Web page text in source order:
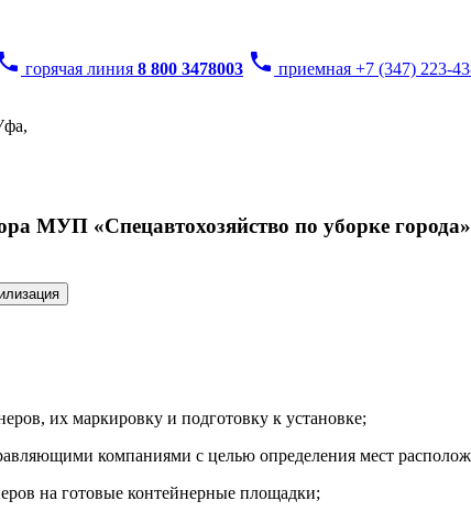
горячая линия 8 800 3478003 phone приемная +7 (347) 223-
МУП «Спецавтохозяйство по уборке
их маркировку и подготовку к установке;
компаниями с целью определения мест
на готовые контейнерные площадки;